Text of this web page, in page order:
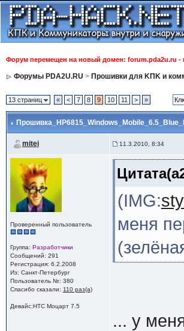
Форум перемещен на новый домен: forum.pda2u.ru -
Форумы PDA2U.RU > Прошивки для KПK и
13 страниц « < 7 8 9 10 11 > »
mitei 11.3.2010, 8:34
Проверенный пользователь
Группа: Разработчики
Сообщений: 291
Регистрация: 6.2.2008
Из: Санкт-Петербург
Пользователь №: 380
Спасибо сказали: 110 раз(а)
Девайс:HTC Моцарт 7.5
(IMG:
меня
... у